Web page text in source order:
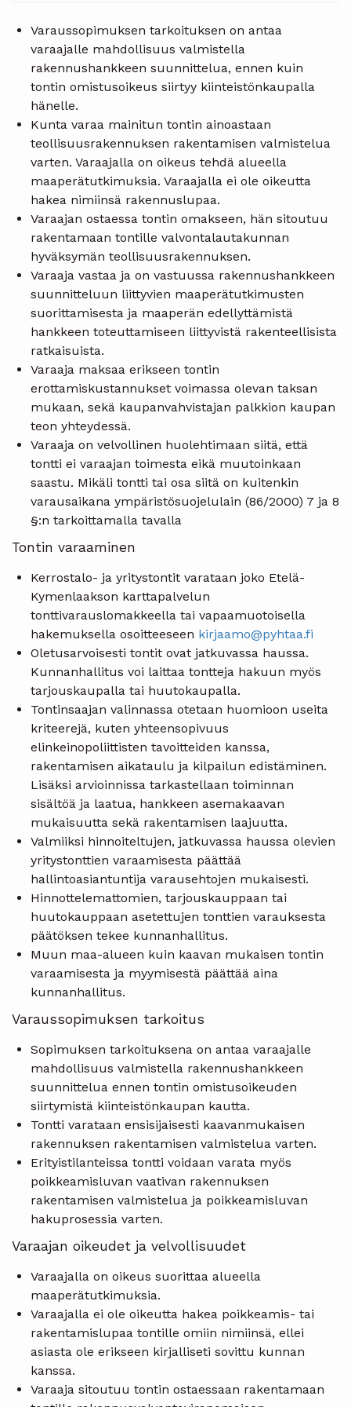
Varaussopimuksen tarkoituksen on antaa
varaajalle mahdollisuus valmistella
rakennushankkeen suunnittelua, ennen kuin
tontin omistusoikeus siirtyy kiinteistönkaupalla
hänelle.
Kunta varaa mainitun tontin ainoastaan
teollisuusrakennuksen rakentamisen valmistelua
varten. Varaajalla on oikeus tehdä alueella
maaperätutkimuksia. Varaajalla ei ole oikeutta
hakea nimiinsä rakennuslupaa.
Varaajan ostaessa tontin omakseen, hän sitoutuu
rakentamaan tontille valvontalautakunnan
hyväksymän teollisuusrakennuksen.
Varaaja vastaa ja on vastuussa rakennushankkeen
suun­nit­te­luun liitty­vien maaperätutkimusten
suorittamisesta ja maa­perän edellyttämistä
hankkeen toteuttamiseen liittyvistä rakenteellisista
ratkaisuista.
Varaaja maksaa erikseen tontin
erottamiskustannukset voi­massa olevan taksan
mukaan, sekä kaupanvahvistajan palkki­on kaupan
teon yhteydessä.
Varaaja on velvollinen huolehtimaan siitä, että
tontti ei varaajan toimesta eikä muutoinkaan
saastu. Mikäli tontti tai osa siitä on kuitenkin
varausaikana ympäristösuojelulain (86/2000) 7 ja 8
§:n tarkoittamalla tavalla
Tontin varaaminen
Kerrostalo- ja yritystontit varataan joko Etelä-
Kymenlaakson karttapalvelun
tonttivarauslomakkeella tai vapaamuotoisella
hakemuksella osoitteeseen kirjaamo@pyhtaa.fi
Oletusarvoisesti tontit ovat jatkuvassa haussa.
Kunnanhallitus voi laittaa tontteja hakuun myös
tarjouskaupalla tai huutokaupalla.
Tontinsaajan valinnassa otetaan huomioon useita
kriteerejä, kuten yhteensopivuus
elinkeinopoliittisten tavoitteiden kanssa,
rakentamisen aikataulu ja kilpailun edistäminen.
Lisäksi arvioinnissa tarkastellaan toiminnan
sisältöä ja laatua, hankkeen asemakaavan
mukaisuutta sekä rakentamisen laajuutta.
Valmiiksi hinnoiteltujen, jatkuvassa haussa olevien
yritystonttien varaamisesta päättää
hallintoasiantuntija varausehtojen mukaisesti.
Hinnottelemattomien, tarjouskauppaan tai
huutokauppaan asetettujen tonttien varauksesta
päätöksen tekee kunnanhallitus.
Muun maa-alueen kuin kaavan mukaisen tontin
varaamisesta ja myymisestä päättää aina
kunnanhallitus.
Varaussopimuksen tarkoitus
Sopimuksen tarkoituksena on antaa varaajalle
mahdollisuus valmistella rakennushankkeen
suunnittelua ennen tontin omistusoikeuden
siirtymistä kiinteistönkaupan kautta.
Tontti varataan ensisijaisesti kaavanmukaisen
rakennuksen rakentamisen valmistelua varten.
Erityistilanteissa tontti voidaan varata myös
poikkeamisluvan vaativan rakennuksen
rakentamisen valmistelua ja poikkeamisluvan
hakuprosessia varten.
Varaajan oikeudet ja velvollisuudet
Varaajalla on oikeus suorittaa alueella
maaperätutkimuksia.
Varaajalla ei ole oikeutta hakea poikkeamis- tai
rakentamislupaa tontille omiin nimiinsä, ellei
asiasta ole erikseen kirjalliseti sovittu kunnan
kanssa.
Varaaja sitoutuu tontin ostaessaan rakentamaan